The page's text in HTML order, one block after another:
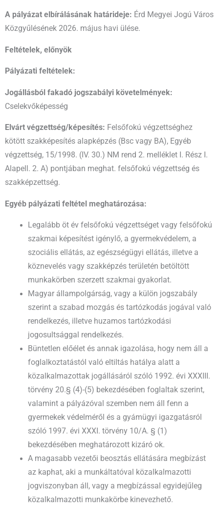
A pályázat elbírálásának határideje: Érd Megyei Jogú Város
Közgyűlésének 2026. május havi ülése.
Feltételek, előnyök
Pályázati feltételek:
Jogállásból fakadó jogszabályi követelmények:
Cselekvőképesség
Elvárt végzettség/képesítés: Felsőfokú végzettséghez
kötött szakképesítés alapképzés (Bsc vagy BA), Egyéb
végzettség, 15/1998. (IV. 30.) NM rend 2. melléklet I. Rész I.
Alapell. 2. A) pontjában meghat. felsőfokú végzettség és
szakképzettség.
Egyéb pályázati feltétel meghatározása:
Legalább öt év felsőfokú végzettséget vagy felsőfokú
szakmai képesítést igénylő, a gyermekvédelem, a
szociális ellátás, az egészségügyi ellátás, illetve a
köznevelés vagy szakképzés területén betöltött
munkakörben szerzett szakmai gyakorlat.
Magyar állampolgárság, vagy a külön jogszabály
szerint a szabad mozgás és tartózkodás jogával való
rendelkezés, illetve huzamos tartózkodási
jogosultsággal rendelkezés.
Büntetlen előélet és annak igazolása, hogy nem áll a
foglalkoztatástól való eltiltás hatálya alatt a
közalkalmazottak jogállásáról szóló 1992. évi XXXIII.
törvény 20.§ (4)-(5) bekezdésében foglaltak szerint,
valamint a pályázóval szemben nem áll fenn a
gyermekek védelméről és a gyámügyi igazgatásról
szóló 1997. évi XXXI. törvény 10/A. § (1)
bekezdésében meghatározott kizáró ok.
A magasabb vezetői beosztás ellátására megbízást
az kaphat, aki a munkáltatóval közalkalmazotti
jogviszonyban áll, vagy a megbízással egyidejűleg
közalkalmazotti munkakörbe kinevezhető.